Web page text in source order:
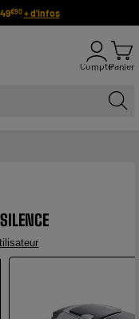
€90 + d'infos
ComptePanier